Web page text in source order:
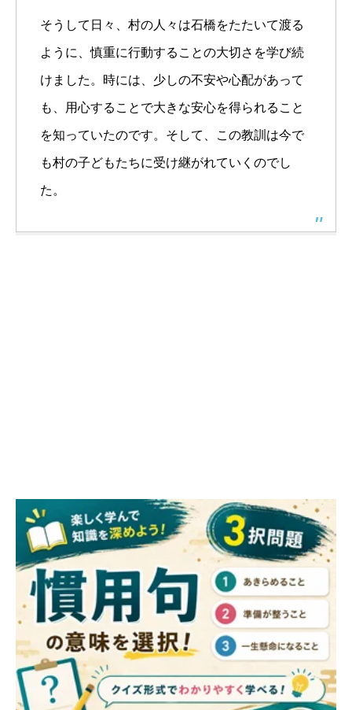
そうして日々、村の人々は石橋をたたいて渡る
ように、慎重に行動することの大切さを学び続
けました。時には、少しの不安や心配があって
も、用心することで大きな安心を得られること
を知っていたのです。そして、この教訓は今で
も村の子どもたちに受け継がれていくのでし
た。